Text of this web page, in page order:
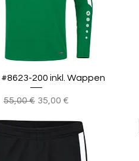
200 inkl. Wappen
Standardpreis
55,00 € Sale-Preis
35,00 €